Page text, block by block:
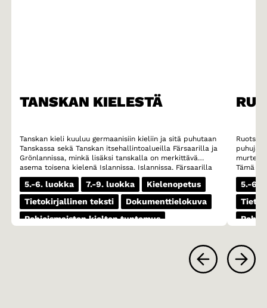
TANSKAN KIELESTÄ
Tanskan kieli kuuluu germaanisiin kieliin ja sitä puhutaan
Tanskassa sekä Tanskan itsehallintoalueilla Färsaarilla ja
Grönlannissa, minkä lisäksi tanskalla on merkittävä
asema toisena kielenä Islannissa. Islannissa, Färsaarilla
ja Grönlannissa kaikkien koululaisten on opiskeltava
tanskaa vieraana kielenä. Erityisesti Färsaarilla tanskan
asema on vahva ja moni färsaarelaisnuori lukee jopa
mieluummin kirjoja tanskaksi kuin omalla äidinkielellään
fäärillä.
5.-6. luokka 7.-9. luokka
Kielenopetus
Tietokirjallinen teksti
Dokumenttielokuva
Pohjoismaisten kielten tuntemus
Ruotsi
Tämä
murteet
ovat
5.-6.